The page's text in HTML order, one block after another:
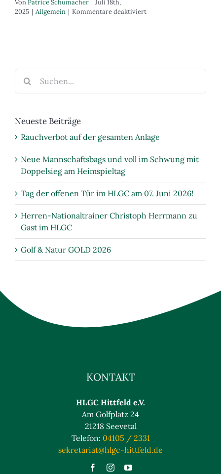
VonPatrice Schumacher
Juli 18th,
2025 | Allgemein | Kommentare deaktiviertfür
Range
ist
Partner
nach:
Neueste Beiträge
Rauchverbot auf der gesamten Anlage
Neue Mannschaftsbags und voll im Schwung mit
Doppelsieg am Heimspieltag
Tag der offenen Tür im HLGC am 07. Juni 2026!
Herren-Nationaltrainer Christoph Herrmann zu
Gast im HLGC
Golf & Natur GOLD 2026
KONTAKT
HLGC Hittfeld e.V.
Am Golfplatz 24
21218 Seevetal
Telefon: 04105 / 2331
sekretariat@hlgc-hittfeld.de